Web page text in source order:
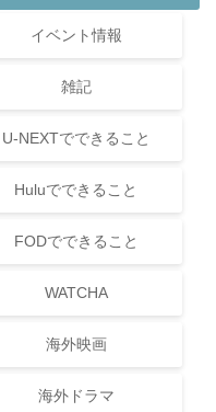
イベント情報
雑記
U-NEXTでできること
Huluでできること
FODでできること
WATCHA
海外映画
海外ドラマ